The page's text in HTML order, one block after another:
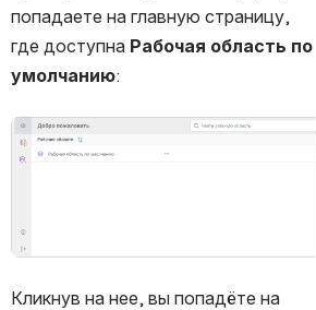
попадаете на главную страницу,
где доступна Рабочая область по
умолчанию:
Открыть файл «»
Кликнув на нее, вы попадёте на